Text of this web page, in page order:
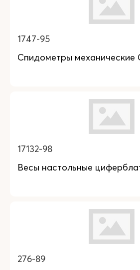
1747-95
Спидометры механические
17132-98
Весы настольные
276-89